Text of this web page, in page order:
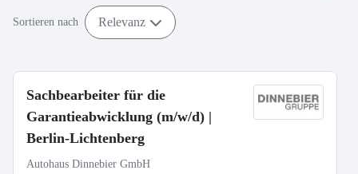
Sortieren nach Relevanz
Sachbearbeiter für die
Garantieabwicklung (m/w/d) |
Berlin-Lichtenberg
Autohaus Dinnebier GmbH